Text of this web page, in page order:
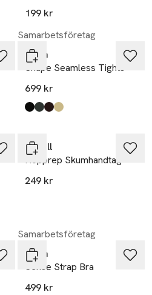
199 kr
Samarbetsföretag
aim'n
Shape Seamless Tights
699 kr
Produkten finns i färgerna:
black,
ivy,
chocolate
mellow,
Casall
Hopprep Skumhandtag
249 kr
Samarbetsföretag
aim'n
Sense Strap Bra
499 kr